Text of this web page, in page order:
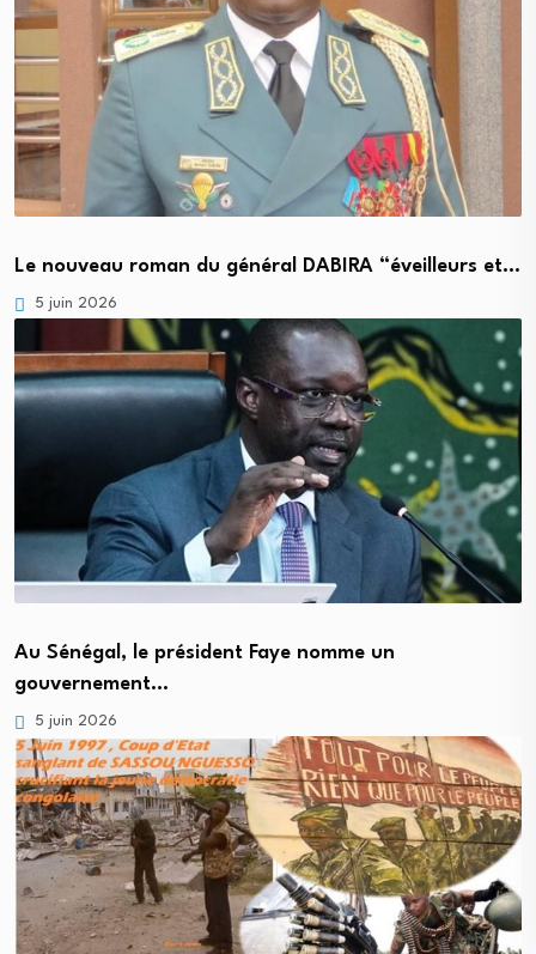
Le nouveau roman du général DABIRA “éveilleurs et…
5 juin 2026
Au Sénégal, le président Faye nomme un
gouvernement…
5 juin 2026